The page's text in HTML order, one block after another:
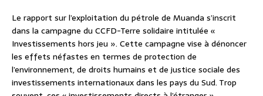
Le rapport sur l’exploitation du pétrole de Muanda s’inscrit
dans la campagne du CCFD-Terre solidaire intitulée «
Investissements hors jeu ». Cette campagne vise à dénoncer
les effets néfastes en termes de protection de
l’environnement, de droits humains et de justice sociale des
investissements internationaux dans les pays du Sud. Trop